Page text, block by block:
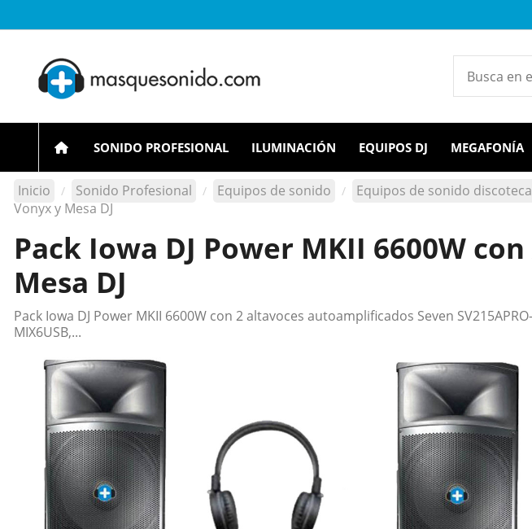
SONIDO PROFESIONAL ILUMINACIÓN EQUIPOS DJ MEGAFONÍA
Inicio Sonido Profesional Equipos de sonido Equipos de sonido
Vonyx y Mesa DJ
Pack Iowa DJ Power MKII 6600W
Mesa DJ
Pack Iowa DJ Power MKII 6600W con 2 altavoces autoamplificados Seven
MIX6USB,...